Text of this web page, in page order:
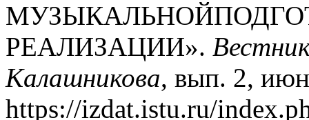
РЕАЛИЗАЦИИ».
Калашникова, вып. 2,
https://izdat.istu.ru/